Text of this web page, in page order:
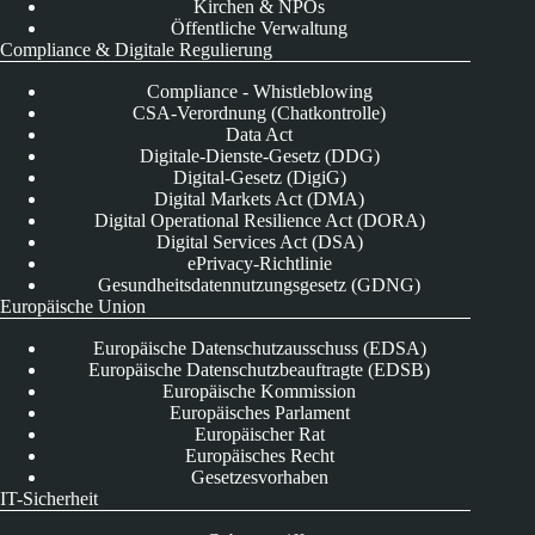
Kirchen & NPOs
Öffentliche Verwaltung
Compliance & Digitale Regulierung
Compliance - Whistleblowing
CSA-Verordnung (Chatkontrolle)
Data Act
Digitale-Dienste-Gesetz (DDG)
Digital-Gesetz (DigiG)
Digital Markets Act (DMA)
Digital Operational Resilience Act (DORA)
Digital Services Act (DSA)
ePrivacy-Richtlinie
Gesundheitsdatennutzungsgesetz (GDNG)
Europäische Union
Europäische Datenschutzausschuss (EDSA)
Europäische Datenschutzbeauftragte (EDSB)
Europäische Kommission
Europäisches Parlament
Europäischer Rat
Europäisches Recht
Gesetzesvorhaben
IT-Sicherheit